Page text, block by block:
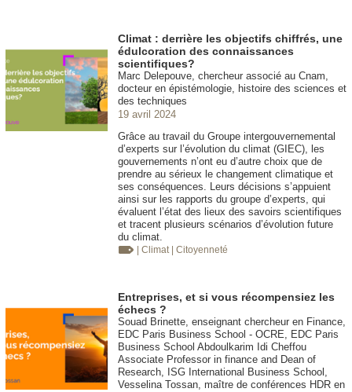
Climat : derrière les objectifs chiffrés, une
édulcoration des connaissances
scientifiques?
Marc Delepouve, chercheur associé au Cnam,
docteur en épistémologie, histoire des sciences et
des techniques
19 avril 2024
Grâce au travail du Groupe intergouvernemental
d’experts sur l’évolution du climat (GIEC), les
gouvernements n’ont eu d’autre choix que de
prendre au sérieux le changement climatique et
ses conséquences. Leurs décisions s’appuient
ainsi sur les rapports du groupe d’experts, qui
évaluent l’état des lieux des savoirs scientifiques
et tracent plusieurs scénarios d’évolution future
du climat.
| Climat | Citoyenneté
Entreprises, et si vous récompensiez les
échecs ?
Souad Brinette, enseignant chercheur en Finance,
EDC Paris Business School - OCRE, EDC Paris
Business School Abdoulkarim Idi Cheffou
Associate Professor in finance and Dean of
Research, ISG International Business School,
Vesselina Tossan, maître de conférences HDR en